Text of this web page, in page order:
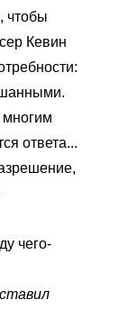
чтобы
Кевин
многим
ответа...
чего-